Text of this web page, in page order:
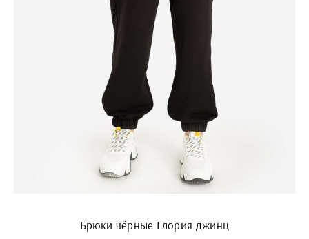
Брюки чёрные Глория джинц